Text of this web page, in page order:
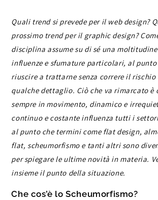
Quali trend si prevede per il web design?
prossimo trend per il graphic design?
disciplina assume su di sé una
influenze e sfumature particolari, al
riuscire a trattarne senza correre il
qualche dettaglio. Ciò che va rimarcato è
sempre in movimento, dinamico e
continuo e costante influenza tutti i
al punto che termini come flat design,
flat, scheumorfismo e tanti altri sono
per spiegare le ultime novità in materia.
insieme il punto della situazione.
Che cos’è lo Scheumorfismo?